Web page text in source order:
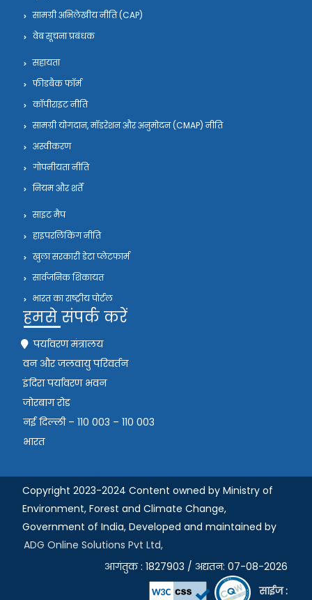
सामग्री अभिलेखीय नीति (CAP)
वेब सूचना प्रबंधक
सहायता
फीडबैक फॉर्म
कॉपीराइट नीति
सामग्री योगदान, मॉडरेशन और अनुमोदन (CMAP) नीति
अस्वीकरण
गोपनीयता नीति
नियम और शर्तें
साइट मैप
हाइपरलिंकिंग नीति
खुला सरकारी डेटा प्लेटफार्म
सार्वजनिक शिकायत
भारत का राष्ट्रीय पोर्टल
हमसे संपर्क करें
पर्यावरण मंत्रालय
वन और जलवायु परिवर्तन
इंदिरा पर्यावरण भवन
जोरबाग रोड
नई दिल्ली – 110 003 – 110 003
भारत
Copyright 2023-2024 Content owned by Ministry of
Environment, Forest and Climate Change,
Government of India, Developed and maintained by
ADG Online Solutions Pvt Ltd,
आगंतुक : 1827903 / अद्यतन: 07-08-2026
साईज :